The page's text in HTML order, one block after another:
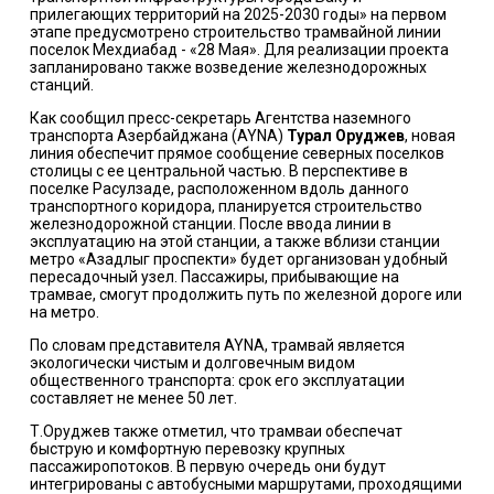
прилегающих территорий на 2025-2030 годы» на первом
этапе предусмотрено строительство трамвайной линии
поселок Мехдиабад - «28 Мая». Для реализации проекта
запланировано также возведение железнодорожных
станций.
Как сообщил пресс-секретарь Агентства наземного
транспорта Азербайджана (AYNA) Турал Оруджев, новая
линия обеспечит прямое сообщение северных поселков
столицы с ее центральной частью. В перспективе в
поселке Расулзаде, расположенном вдоль данного
транспортного коридора, планируется строительство
железнодорожной станции. После ввода линии в
эксплуатацию на этой станции, а также вблизи станции
метро «Азадлыг проспекти» будет организован удобный
пересадочный узел. Пассажиры, прибывающие на
трамвае, смогут продолжить путь по железной дороге или
на метро.
По словам представителя AYNA, трамвай является
экологически чистым и долговечным видом
общественного транспорта: срок его эксплуатации
составляет не менее 50 лет.
Т.Оруджев также отметил, что трамваи обеспечат
быструю и комфортную перевозку крупных
пассажиропотоков. В первую очередь они будут
интегрированы с автобусными маршрутами, проходящими